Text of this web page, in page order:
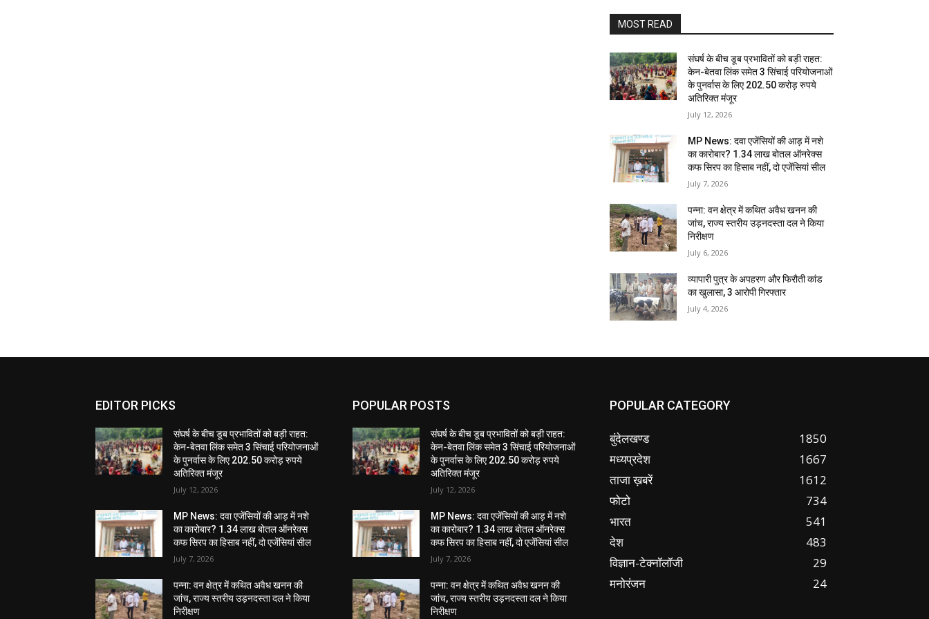
MOST READ
संघर्ष के बीच डूब प्रभावितों को बड़ी राहत:
केन-बेतवा लिंक समेत 3 सिंचाई परियोजनाओं
के पुनर्वास के लिए 202.50 करोड़ रुपये
अतिरिक्त मंजूर
July 12, 2026
MP News: दवा एजेंसियों की आड़ में नशे
का कारोबार? 1.34 लाख बोतल ऑनरेक्स
कफ सिरप का हिसाब नहीं, दो एजेंसियां सील
July 7, 2026
पन्ना: वन क्षेत्र में कथित अवैध खनन की
जांच, राज्य स्तरीय उड़नदस्ता दल ने किया
निरीक्षण
July 6, 2026
व्यापारी पुत्र के अपहरण और फिरौती कांड
का खुलासा, 3 आरोपी गिरफ्तार
July 4, 2026
EDITOR PICKS
संघर्ष के बीच डूब प्रभावितों को बड़ी राहत:
केन-बेतवा लिंक समेत 3 सिंचाई परियोजनाओं
के पुनर्वास के लिए 202.50 करोड़ रुपये
अतिरिक्त मंजूर
July 12, 2026
MP News: दवा एजेंसियों की आड़ में नशे
का कारोबार? 1.34 लाख बोतल ऑनरेक्स
कफ सिरप का हिसाब नहीं, दो एजेंसियां सील
July 7, 2026
पन्ना: वन क्षेत्र में कथित अवैध खनन की
जांच, राज्य स्तरीय उड़नदस्ता दल ने किया
निरीक्षण
POPULAR POSTS
संघर्ष के बीच डूब प्रभावितों को बड़ी राहत:
केन-बेतवा लिंक समेत 3 सिंचाई परियोजनाओं
के पुनर्वास के लिए 202.50 करोड़ रुपये
अतिरिक्त मंजूर
July 12, 2026
MP News: दवा एजेंसियों की आड़ में नशे
का कारोबार? 1.34 लाख बोतल ऑनरेक्स
कफ सिरप का हिसाब नहीं, दो एजेंसियां सील
July 7, 2026
पन्ना: वन क्षेत्र में कथित अवैध खनन की
जांच, राज्य स्तरीय उड़नदस्ता दल ने किया
निरीक्षण
POPULAR CATEGORY
बुंदेलखण्ड
1850
मध्यप्रदेश
1667
ताजा ख़बरें
1612
फोटो
734
भारत
541
देश
483
विज्ञान-टेक्नॉलॉजी
29
मनोरंजन
24